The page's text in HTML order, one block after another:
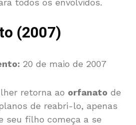
todos os envolvidos.
(2007)
20 de maio de 2007
retorna ao orfanato de
de reabri-lo, apenas
seu filho começa a se